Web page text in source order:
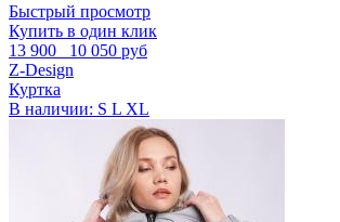
Быстрый просмотр
Купить в один клик
13 900
10 050 руб
Z-Design
Куртка
В наличии: S L XL